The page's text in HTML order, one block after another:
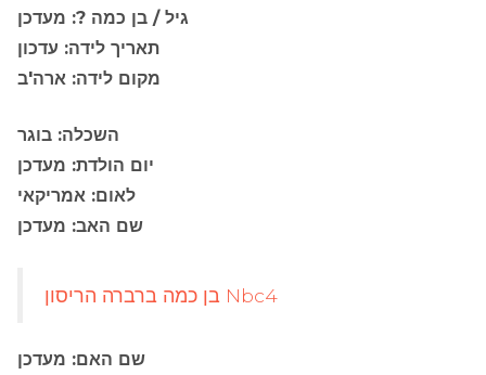
גיל / בן כמה ?: מעדכן
תאריך לידה: עדכון
מקום לידה: ארה'ב
השכלה: בוגר
יום הולדת: מעדכן
לאום: אמריקאי
שם האב: מעדכן
בן כמה ברברה הריסון Nbc4
שם האם: מעדכן